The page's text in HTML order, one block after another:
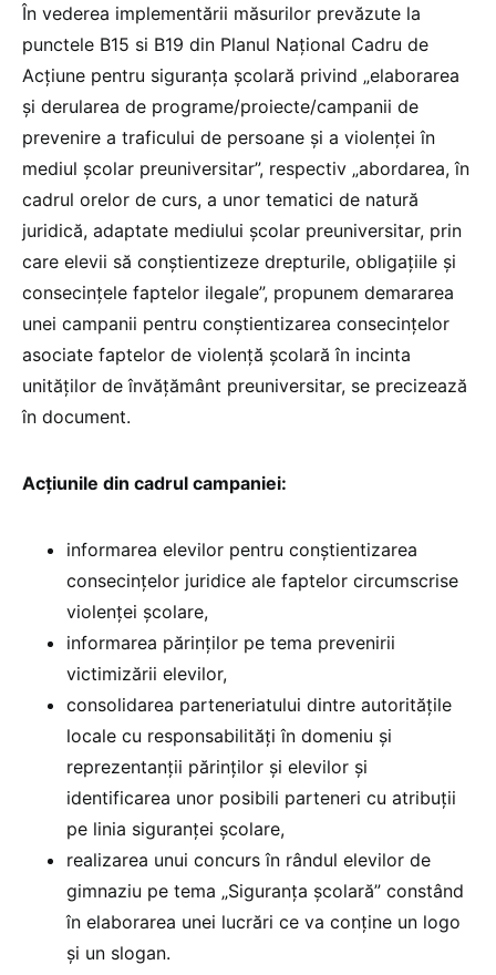
În vederea implementării măsurilor prevăzute la
punctele B15 si B19 din Planul Național Cadru de
Acțiune pentru siguranța școlară privind „elaborarea
și derularea de programe/proiecte/campanii de
prevenire a traficului de persoane și a violenței în
mediul școlar preuniversitar”, respectiv „abordarea, în
cadrul orelor de curs, a unor tematici de natură
juridică, adaptate mediului școlar preuniversitar, prin
care elevii să conștientizeze drepturile, obligațiile și
consecințele faptelor ilegale”, propunem demararea
unei campanii pentru conștientizarea consecințelor
asociate faptelor de violență școlară în incinta
unităților de învățământ preuniversitar, se precizează
în document.
Acțiunile din cadrul campaniei:
informarea elevilor pentru conștientizarea
consecințelor juridice ale faptelor circumscrise
violenței școlare,
informarea părinților pe tema prevenirii
victimizării elevilor,
consolidarea parteneriatului dintre autoritățile
locale cu responsabilități în domeniu și
reprezentanții părinților şi elevilor şi
identificarea unor posibili parteneri cu atribuții
pe linia siguranței școlare,
realizarea unui concurs în rândul elevilor de
gimnaziu pe tema „Siguranţa școlară” constând
în elaborarea unei lucrări ce va conține un logo
și un slogan.